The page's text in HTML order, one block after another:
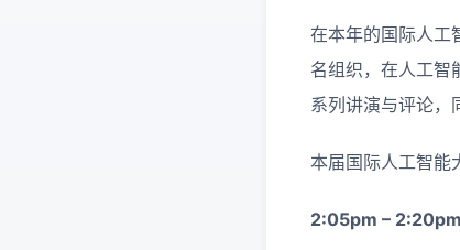
在本年的国际人工
名组织，在人工智
系列讲演与评论，
本届国际人工智能
2:05pm – 2:20pm